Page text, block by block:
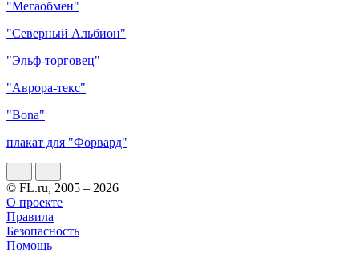
"Мегаобмен"
"Северный Альбион"
"Эльф-торговец"
"Аврора-текс"
"Bona"
плакат для "Форвард"
© FL.ru, 2005 – 2026
О проекте
Правила
Безопасность
Помощь